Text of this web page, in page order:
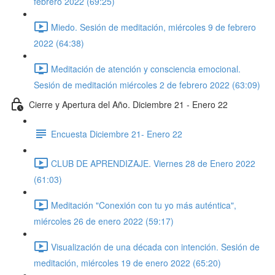
Miedo. Sesión de meditación, miércoles 9 de febrero
2022 (64:38)
Meditación de atención y consciencia emocional.
Sesión de meditación miércoles 2 de febrero 2022 (63:09)
Cierre y Apertura del Año. Diciembre 21 - Enero 22
Encuesta Diciembre 21- Enero 22
CLUB DE APRENDIZAJE. Viernes 28 de Enero 2022
(61:03)
Meditación "Conexión con tu yo más auténtica",
miércoles 26 de enero 2022 (59:17)
Visualización de una década con intención. Sesión de
meditación, miércoles 19 de enero 2022 (65:20)